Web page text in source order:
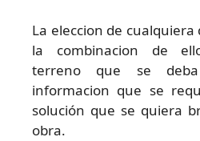
La eleccion de
la combinacion de
terreno que se
informacion que se
solución que se quiera
obra.